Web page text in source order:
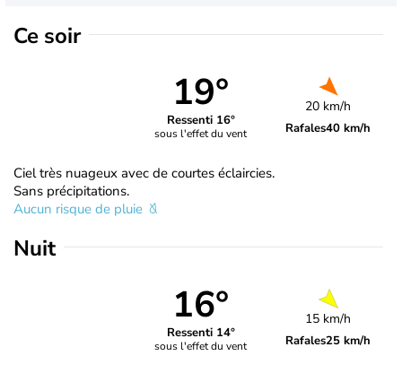
Ce soir
19°
Ressenti 16°
sous l'effet du vent
20 km/h
Rafales40 km/h
Ciel très nuageux avec de courtes éclaircies.
Sans précipitations.
Aucun risque de pluie
Nuit
16°
Ressenti 14°
sous l'effet du vent
15 km/h
Rafales25 km/h